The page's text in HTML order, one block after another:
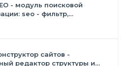
- модуль поисковой
seo - фильтр,
сайтов -
редактор структуры и